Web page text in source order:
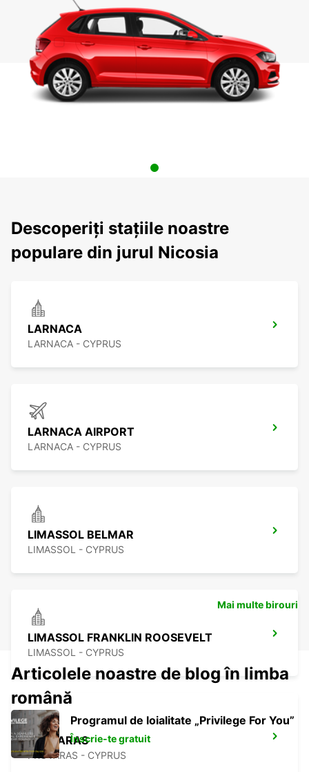
Descoperiți stațiile noastre
populare din jurul Nicosia
LARNACA
LARNACA - CYPRUS
LARNACA AIRPORT
LARNACA - CYPRUS
LIMASSOL BELMAR
LIMASSOL - CYPRUS
LIMASSOL FRANKLIN ROOSEVELT
LIMASSOL - CYPRUS
PROTARAS
PROTARAS - CYPRUS
Mai multe birouri
Articolele noastre de blog în limba
română
Programul de loialitate „Privilege For You”
Înscrie-te gratuit